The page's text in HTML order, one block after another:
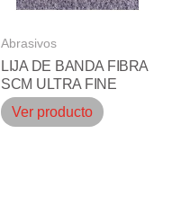
Abrasivos
LIJA DE BANDA FIBRA
SCM ULTRA FINE
Ver producto